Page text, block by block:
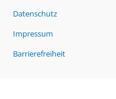
Datenschutz
Impressum
Barrierefreiheit